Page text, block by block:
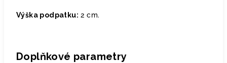
Výška podpatku: 2 cm.
Doplňkové parametry